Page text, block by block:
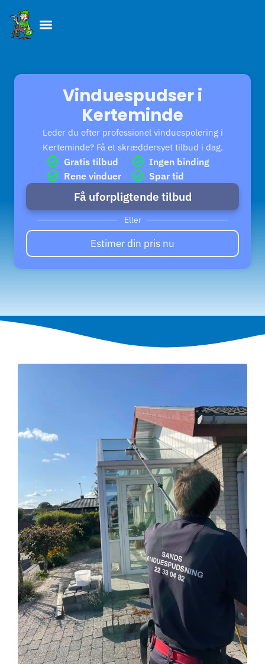
content
Vinduespudser i
Kerteminde
Leder du efter professionel vinduespolering i
Kerteminde? Få et skræddersyet tilbud i dag.
Gratis tilbud
Ingen binding
Rene vinduer
Spar tid
Få uforpligtende tilbud
Eller
Estimer din pris nu